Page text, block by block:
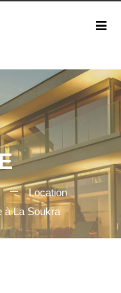
Location
à La Soukra